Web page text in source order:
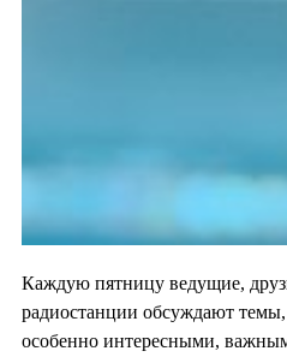
Каждую пятницу ведущие,
радиостанции обсуждают темы,
особенно интересными,